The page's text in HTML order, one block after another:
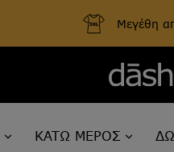
Μεγέθη
ΚΑΤΩ ΜΕΡΟΣ